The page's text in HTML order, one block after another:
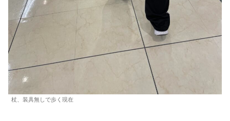
杖、装具無しで歩く現在